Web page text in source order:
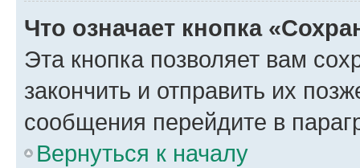
Что означает кнопка
Эта кнопка позволяет вам
закончить и отправить их
сообщения перейдите в
Вернуться к началу